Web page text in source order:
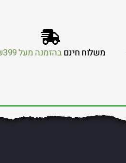
משלוח חינםבהזמנה מעל ₪399